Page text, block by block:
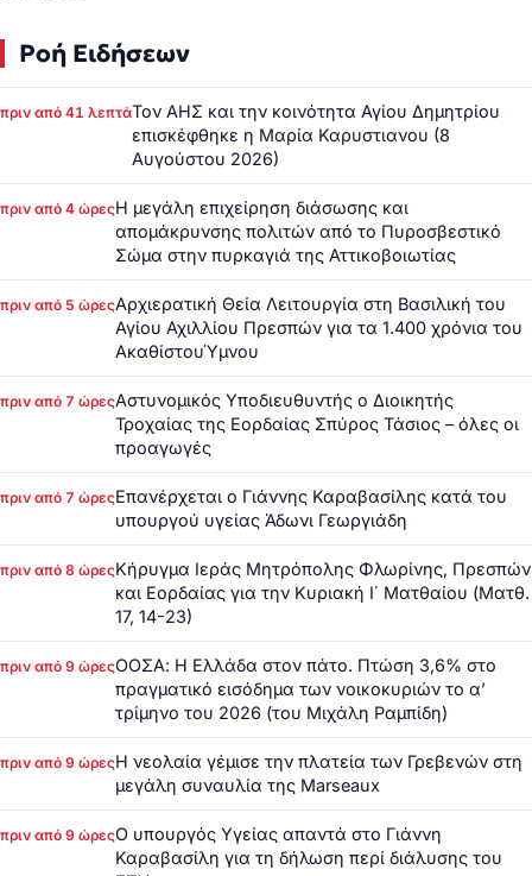
Ροή Ειδήσεων
πριν από 41 λεπτάΤον ΑΗΣ και την κοινότητα Αγίου Δημητρίου
επισκέφθηκε η Μαρία Καρυστιανου (8
Αυγούστου 2026)
πριν από 4 ώρεςΗ μεγάλη επιχείρηση διάσωσης και
απομάκρυνσης πολιτών από το Πυροσβεστικό
Σώμα στην πυρκαγιά της Αττικοβοιωτίας
πριν από 5 ώρεςΑρχιερατική Θεία Λειτουργία στη Βασιλική του
Αγίου Αχιλλίου Πρεσπών για τα 1.400 χρόνια του
ΑκαθίστουΎμνου
πριν από 7 ώρεςΑστυνομικός Υποδιευθυντής ο Διοικητής
Τροχαίας της Εορδαίας Σπύρος Τάσιος – όλες οι
προαγωγές
πριν από 7 ώρεςΕπανέρχεται ο Γιάννης Καραβασίλης κατά του
υπουργού υγείας Άδωνι Γεωργιάδη
πριν από 8 ώρεςΚήρυγμα Ιεράς Μητρόπολης Φλωρίνης, Πρεσπών
και Εορδαίας για την Κυριακή Ι΄ Ματθαίου (Ματθ.
17, 14-23)
πριν από 9 ώρεςΟΟΣΑ: Η Ελλάδα στον πάτο. Πτώση 3,6% στο
πραγματικό εισόδημα των νοικοκυριών το α’
τρίμηνο του 2026 (του Μιχάλη Ραμπίδη)
πριν από 9 ώρεςΗ νεολαία γέμισε την πλατεία των Γρεβενών στη
μεγάλη συναυλία της Marseaux
πριν από 9 ώρεςΟ υπουργός Υγείας απαντά στο Γιάννη
Καραβασίλη για τη δήλωση περί διάλυσης του